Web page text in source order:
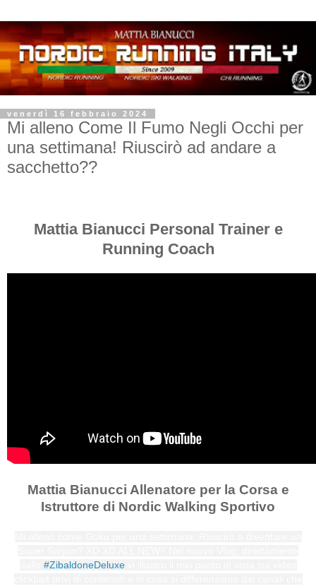
venerdì 16 febbraio 2024
Mi alleno Come Il Fumo Negli Occhi per
una settimana! Riuscirò ad andare a
sacchetto??
Mattia Bianucci Personal Trainer e
Running Coach
Mattia Bianucci Allenatore per la Corsa e
Istruttore di Nordic Walking Sportivo
#ZibaldoneDeluxevi illustro il mio punto di vista sui video